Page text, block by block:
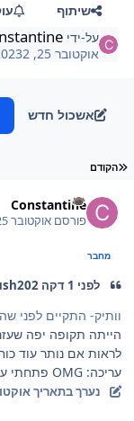
שיתוף
על-ידי
אוקטובר 25, 2023 2 שנים
אשכול חדש
עמוד ראשון
הקודם
Constantine
פורסםאוקטובר 25, 2023
מחבר
לפני 1 דקה shukush202 כתב:
וותיק- התקיים לפני
הייתה תקופה יפה
לראות אם נותר עוד
עריכה: OMG פתחתי עמוד
נערך בתאריךאוקטובר